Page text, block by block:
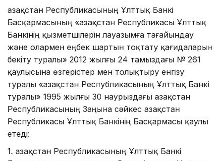
Қазақстан Республикасының Ұлттық Банкі
Басқармасының «Қазақстан Республикасы Ұлттық
Банкінің қызметшілерін лауазымға тағайындау
және олармен еңбек шартын тоқтату қағидаларын
бекіту туралы» 2012 жылғы 24 тамыздағы № 261
қаулысына өзгерістер мен толықтыру енгізу
туралы «Қазақстан Республикасының Ұлттық Банкі
туралы» 1995 жылғы 30 наурыздағы Қазақстан
Республикасының Заңына сәйкес Қазақстан
Республикасы Ұлттық Банкінің Басқармасы қаулы
етеді:
1. Қазақстан Республикасының Ұлттық Банкі